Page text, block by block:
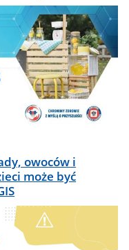
owoców i
może być